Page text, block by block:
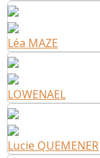
Léa MAZE
LOWENAEL
Lucie QUEMENER